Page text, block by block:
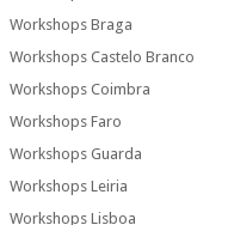
Workshops Braga
Workshops Castelo Branco
Workshops Coimbra
Workshops Faro
Workshops Guarda
Workshops Leiria
Workshops Lisboa